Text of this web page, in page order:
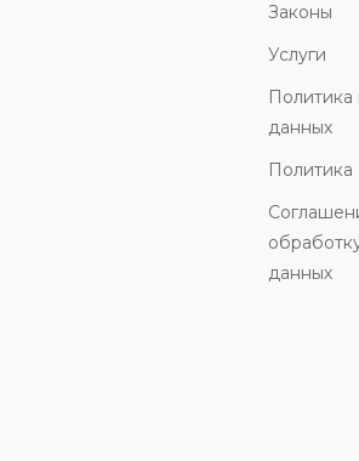
Законы
Услуги
Политика
данных
Политика
данных